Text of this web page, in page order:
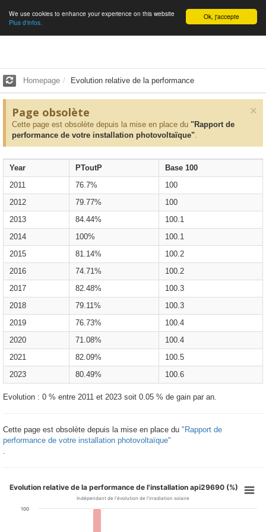
English Ok, j'accepte
We use cookies to enhance your experience on this website
Plus d'infos.
Homepage Evolution relative de la performance
×
Page obsolète
Cette page est obsolète depuis la mise en place du "Rapport de
performance de votre installation photovoltaïque".
Year PToutP
Base 100
2011
76.7%
100
2012
79.77%
100
2013
84.44%
100.1
2014
100%
100.1
2015
81.14%
100.2
2016
74.71%
100.2
2017
82.48%
100.3
2018
79.11%
100.3
2019
76.73%
100.4
2020
71.08%
100.4
2021
82.09%
100.5
2023
80.49% 100.6
Evolution : 0 % entre 2011 et 2023 soit 0.05 % de gain par an.
Cette page est obsolète depuis la mise en place du "Rapport de
performance de votre installation photovoltaïque"
Evolution relative de la performance de l'installation api29690 (%)
Indépendant de l'évolution de l'irradiation solaire
100